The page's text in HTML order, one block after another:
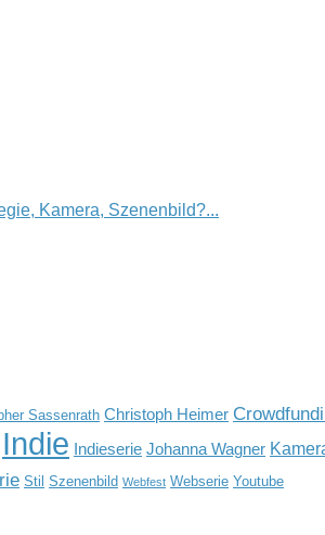
Kamera, Szenenbild?...
Sassenrath Christoph Heimer
Indie Indieserie Johanna Wagner
Stil Szenenbild Webfest Webserie Youtube